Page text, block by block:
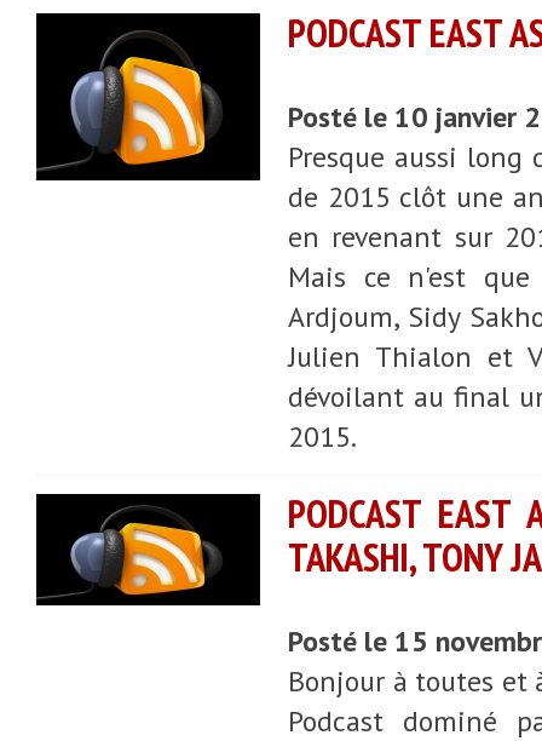
PODCAST EAST
Posté le 10 janvier
Presque aussi
de 2015 clôt une
en revenant sur
Mais ce n'est
Ardjoum, Sidy
Julien Thialon et
dévoilant au final
2015.
PODCAST EAST
TAKASHI, TONY
Posté le 15
Bonjour à toutes et
Podcast dominé